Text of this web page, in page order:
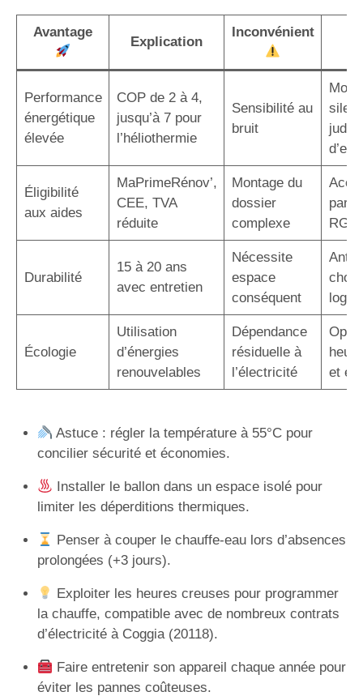
Avantage
Explication
Inconvénient
Performance
énergétique
élevée
COP de 2 à 4,
jusqu’à 7 pour
l’héliothermie
Sensibilité au
bruit
Éligibilité
aux aides
MaPrimeRénov’,
CEE, TVA
réduite
Montage du
dossier
complexe
par
RGE
Durabilité
15 à 20 ans
avec entretien
Nécessite
espace
conséquent
Écologie
Utilisation
d’énergies
renouvelables
Dépendance
résiduelle à
l’électricité
et
Astuce : régler la température à 55°C pour
concilier sécurité et économies.
Installer le ballon dans un espace isolé pour
limiter les déperditions thermiques.
Penser à couper le chauffe-eau lors d’absences
prolongées (+3 jours).
Exploiter les heures creuses pour programmer
la chauffe, compatible avec de nombreux contrats
d’électricité à Coggia (20118).
Faire entretenir son appareil chaque année pour
éviter les pannes coûteuses.